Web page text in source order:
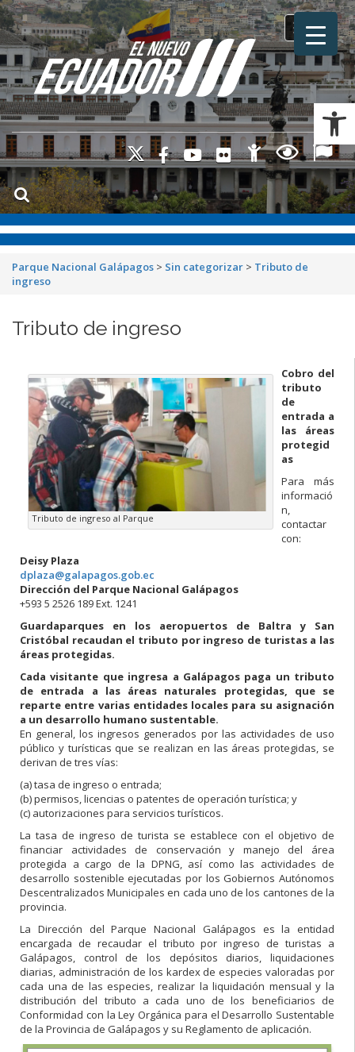
Toggle
Parque Nacional Galápagos > Sin categorizar > Tributo de
ingreso
Tributo de ingreso
Tributo de ingreso al Parque
Cobro del
tributo
de
entrada a
las áreas
protegid
as
Para más
informació
n,
contactar
con:
Deisy Plaza
dplaza@galapagos.gob.ec
Dirección del Parque Nacional Galápagos
+593 5 2526 189 Ext. 1241
Guardaparques en los aeropuertos de Baltra y San
Cristóbal recaudan el tributo por ingreso de turistas a las
áreas protegidas.
Cada visitante que ingresa a Galápagos paga un tributo
de entrada a las áreas naturales protegidas, que se
reparte entre varias entidades locales para su asignación
a un desarrollo humano sustentable.
En general, los ingresos generados por las actividades de uso
público y turísticas que se realizan en las áreas protegidas, se
derivan de tres vías:
(a) tasa de ingreso o entrada;
(b) permisos, licencias o patentes de operación turística; y
(c) autorizaciones para servicios turísticos.
La tasa de ingreso de turista se establece con el objetivo de
financiar actividades de conservación y manejo del área
protegida a cargo de la DPNG, así como las actividades de
desarrollo sostenible ejecutadas por los Gobiernos Autónomos
Descentralizados Municipales en cada uno de los cantones de la
provincia.
La Dirección del Parque Nacional Galápagos es la entidad
encargada de recaudar el tributo por ingreso de turistas a
Galápagos, control de los depósitos diarios, liquidaciones
diarias, administración de los kardex de especies valoradas por
cada una de las especies, realizar la liquidación mensual y la
distribución del tributo a cada uno de los beneficiarios de
Conformidad con la Ley Orgánica para el Desarrollo Sustentable
de la Provincia de Galápagos y su Reglamento de aplicación.